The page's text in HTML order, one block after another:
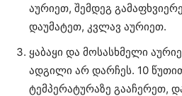
აურიეთ, შემდეგ
დაუმატეთ, კვლავ აურიეთ.
ყაბაყი და მოსასხმელი
ადგილი არ დარჩეს. 10
ტემპერატურაზე გააჩერეთ,